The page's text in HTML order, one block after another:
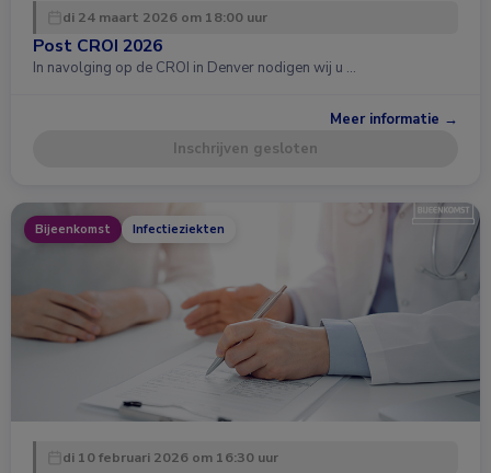
di 24 maart 2026 om 18:00 uur
Post CROI 2026
In navolging op de CROI in Denver nodigen wij u …
Meer informatie →
Inschrijven gesloten
Bijeenkomst Infectieziekten
di 10 februari 2026 om 16:30 uur